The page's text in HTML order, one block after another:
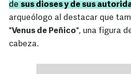
de sus dioses y de sus
arqueólogo al destacar que
"Venus de Peñico", una figura
cabeza.